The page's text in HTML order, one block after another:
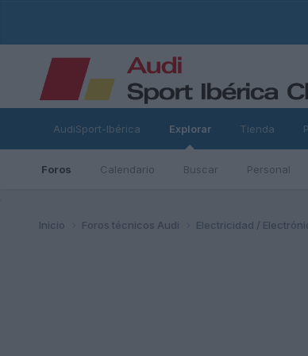
AudiSport-Ibérica Explorar
Foros Calendario Buscar Personal
Tienda
Inicio Foros técnicos Audi Electricidad /